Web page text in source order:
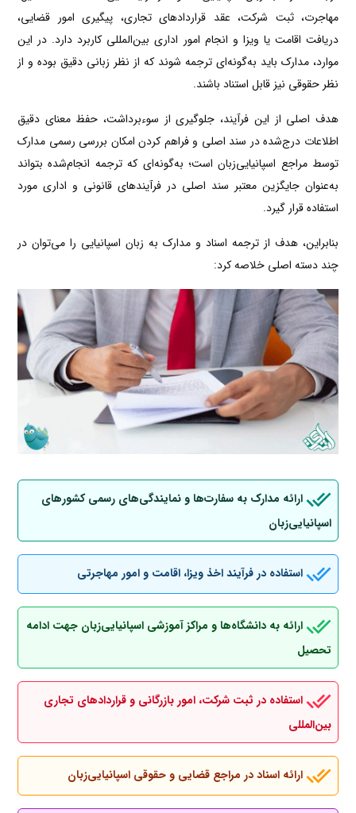
مهاجرت، ثبت شرکت، عقد قراردادهای تجاری، پیگیری امور قضایی،
دریافت اقامت یا ویزا و انجام امور اداری بین‌المللی کاربرد دارد. در این
موارد، مدارک باید به‌گونه‌ای ترجمه شوند که از نظر زبانی دقیق بوده و از
نظر حقوقی نیز قابل استناد باشند.
هدف اصلی از این فرآیند، جلوگیری از سوءبرداشت، حفظ معنای دقیق
اطلاعات درج‌شده در سند اصلی و فراهم کردن امکان بررسی رسمی مدارک
توسط مراجع اسپانیایی‌زبان است؛ به‌گونه‌ای که ترجمه انجام‌شده بتواند
به‌عنوان جایگزین معتبر سند اصلی در فرآیندهای قانونی و اداری مورد
استفاده قرار گیرد.
بنابراین، هدف از ترجمه اسناد و مدارک به زبان اسپانیایی را می‌توان در
چند دسته اصلی خلاصه کرد:
ارائه مدارک به سفارت‌ها و نمایندگی‌های رسمی کشورهای
اسپانیایی‌زبان
استفاده در فرآیند اخذ ویزا، اقامت و امور مهاجرتی
ارائه به دانشگاه‌ها و مراکز آموزشی اسپانیایی‌زبان جهت ادامه
تحصیل
استفاده در ثبت شرکت، امور بازرگانی و قراردادهای تجاری
بین‌المللی
ارائه اسناد در مراجع قضایی و حقوقی اسپانیایی‌زبان